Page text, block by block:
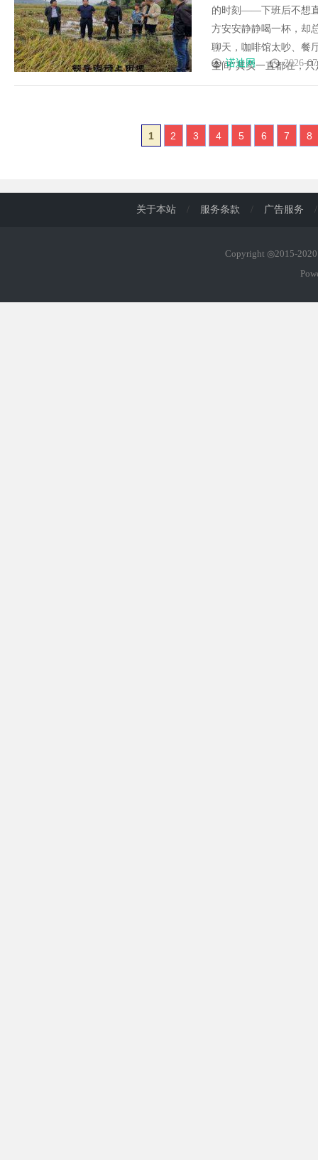
的时刻——下班后不想
方安安静静喝一杯，却
聊天，咖啡馆太吵、餐
空间"其实一直都在，
诺迪网 2026-
1 2 3 4 5 6 7 8
关于本站 / 服务条款 / 广告服务 /
Copyright ◎2015-